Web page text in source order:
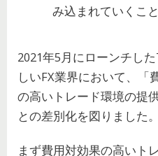
み込まれていくこ
2021年5月にローンチし
しいFX業界において、「
の高いトレード環境の提
との差別化を図りました。
まず費用対効果の高いト